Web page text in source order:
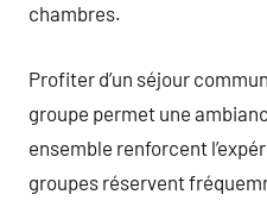
chambres.
Profiter d’un séjour
groupe permet une
ensemble renforcent
groupes réservent